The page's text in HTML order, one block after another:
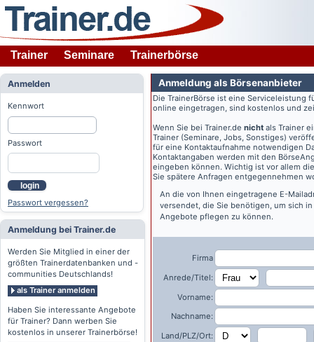
Trainer Seminare Trainerbörse
Anmelden
Kennwort
Passwort
login
Passwort vergessen?
Anmeldung bei Trainer.de
Werden Sie Mitglied in einer der
größten Trainerdatenbanken und -
communities Deutschlands!
als Trainer anmelden
Haben Sie interessante Angebote
für Trainer? Dann werben Sie
kostenlos in unserer Trainerbörse!
Anmeldung als Börsenanbieter
Die TrainerBörse ist eine Serviceleistung
online eingetragen, sind kostenlos und
Wenn Sie bei Trainer.de nicht als Trainer
Trainer (Seminare, Jobs, Sonstiges)
für eine Kontaktaufnahme notwendigen
Kontaktangaben werden mit den
eingeben können. Wichtig ist vor allem
Sie spätere Anfragen entgegennehmen
An die von Ihnen eingetragene E-
versendet, die Sie benötigen, um sich
Angebote pflegen zu können.
Firma
Anrede/Titel:
Vorname:
Nachname:
Land/PLZ/Ort: